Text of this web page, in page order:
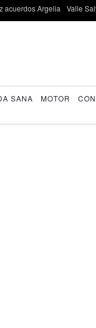
acuerdos Argelia Valle
SANA MOTOR